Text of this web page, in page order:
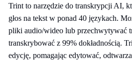
Trint to narzędzie do transkrypcji AI,
głos na tekst w ponad 40 językach.
pliki audio/wideo lub przechwytywać
transkrybować z 99% dokładnością.
edycję, pomagając edytować,